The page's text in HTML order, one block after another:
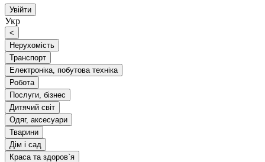
Увійти
Укр
<
Нерухомість
Транспорт
Електроніка, побутова техніка
Робота
Послуги, бізнес
Дитячий світ
Одяг, аксесуари
Тварини
Дім і сад
Краса та здоров`я